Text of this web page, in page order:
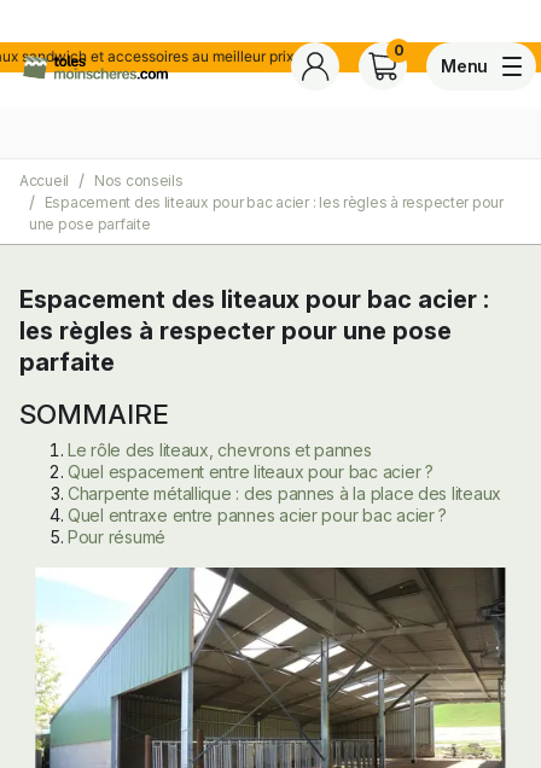
et accessoires au meilleur prix ! 0
Menu
Basé sur
Accueil
Nos conseils
Espacement des liteaux pour bac acier : les règles à respecter pour
une pose parfaite
Espacement des liteaux pour bac acier :
les règles à respecter pour une pose
parfaite
SOMMAIRE
Le rôle des liteaux, chevrons et pannes
Quel espacement entre liteaux pour bac acier ?
Charpente métallique : des pannes à la place des liteaux
Quel entraxe entre pannes acier pour bac acier ?
Pour résumé